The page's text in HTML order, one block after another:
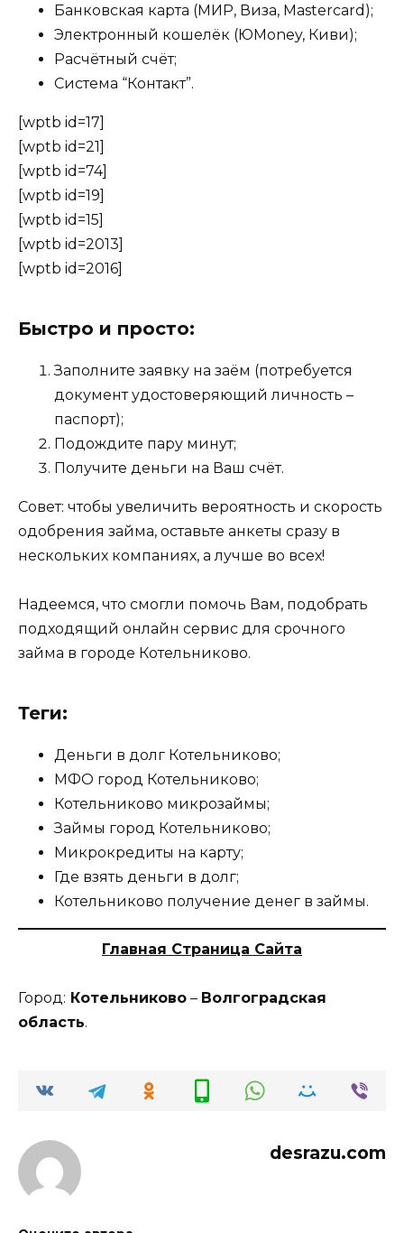
Банковская карта (МИР, Виза, Mastercard);
Электронный кошелёк (ЮMoney, Киви);
Расчётный счёт;
Система “Контакт”.
[wptb id=17]
[wptb id=21]
[wptb id=74]
[wptb id=19]
[wptb id=15]
[wptb id=2013]
[wptb id=2016]
Быстро и просто:
Заполните заявку на заём (потребуется
документ удостоверяющий личность –
паспорт);
Подождите пару минут;
Получите деньги на Ваш счёт.
Совет: чтобы увеличить вероятность и скорость
одобрения займа, оставьте анкеты сразу в
нескольких компаниях, а лучше во всех!
Надеемся, что смогли помочь Вам, подобрать
подходящий онлайн сервис для срочного
займа в городе Котельниково.
Теги:
Деньги в долг Котельниково;
МФО город Котельниково;
Котельниково микрозаймы;
Займы город Котельниково;
Микрокредиты на карту;
Где взять деньги в долг;
Котельниково получение денег в займы.
Главная Страница Сайта
Город: Котельниково – Волгоградская
область.
desrazu.com